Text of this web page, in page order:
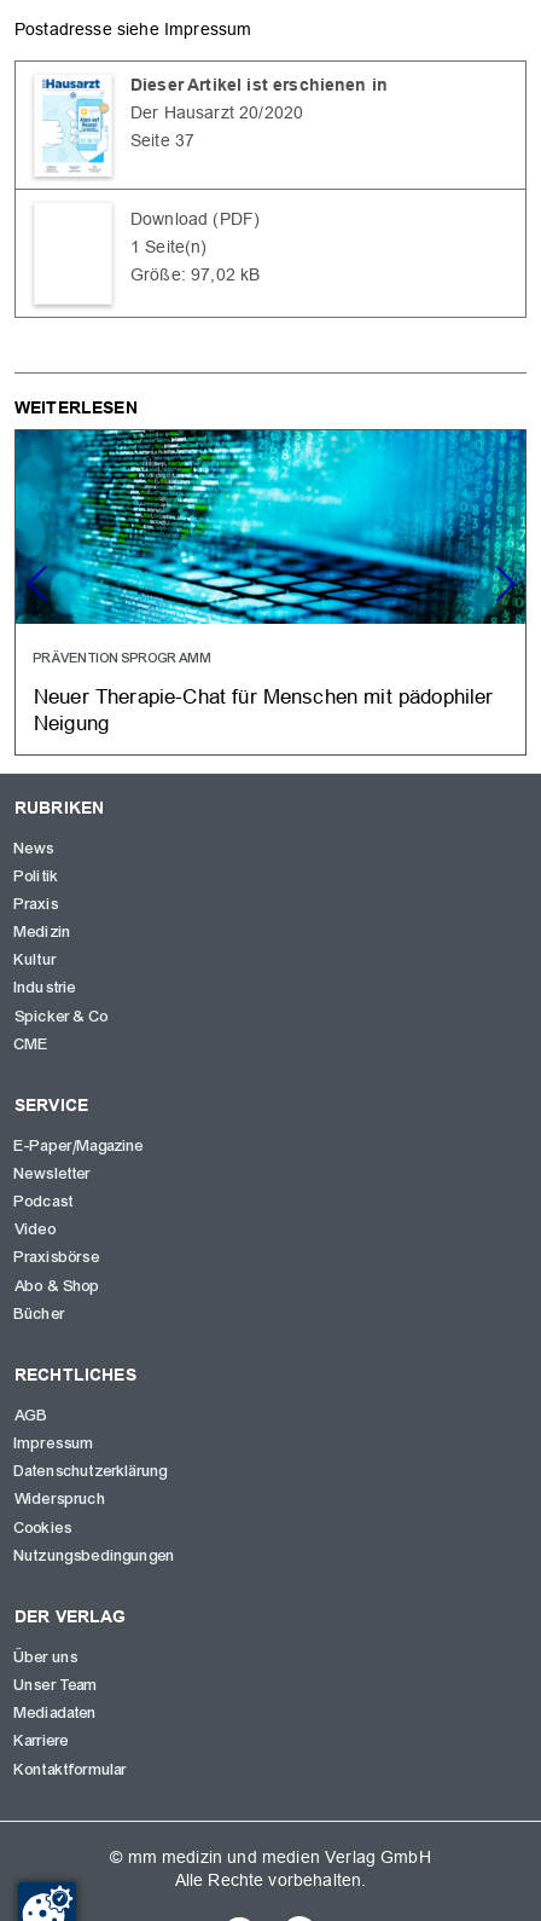
Postadresse siehe Impressum
Dieser Artikel ist erschienen in
Der Hausarzt 20/2020
Seite 37
Download (PDF)
1 Seite(n)
Größe: 97,02 kB
WEITERLESEN
PRÄVENTIONSPROGRAMM
Neuer Therapie-Chat für Menschen mit pädophiler
Neigung
RUBRIKEN
News
Politik
Praxis
Medizin
Kultur
Industrie
Spicker & Co
CME
SERVICE
E-Paper/Magazine
Newsletter
Podcast
Video
Praxisbörse
Abo & Shop
Bücher
RECHTLICHES
AGB
Impressum
Datenschutzerklärung
Widerspruch
Cookies
Nutzungsbedingungen
DER VERLAG
Über uns
Unser Team
Mediadaten
Karriere
Kontaktformular
© mm medizin und medien Verlag GmbH
Alle Rechte vorbehalten.